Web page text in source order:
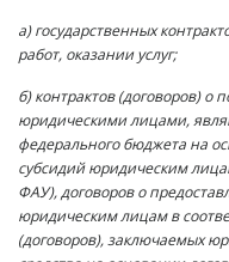
а) государственных
работ, оказании услуг;
б) контрактов (договоров) о
юридическими лицами,
федерального бюджета на
субсидий юридическим
ФАУ), договоров о
юридическим лицам в
(договоров), заключаемых